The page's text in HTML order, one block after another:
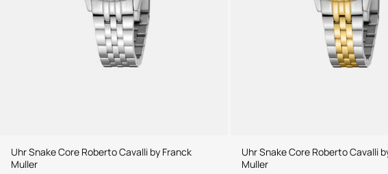
Uhr Snake Core Roberto Cavalli by Franck
Muller
Uhr Snake Core Roberto Cavalli
Muller